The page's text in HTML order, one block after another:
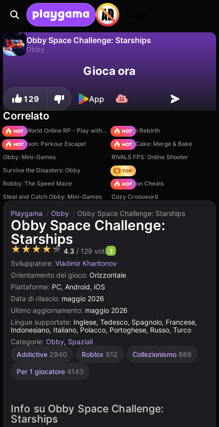
Obby Space Challenge: Starships
Obby
Salva i progressi!Gioca ora
129 App
Correlato
Sprunki World Online RP - Play with Friends!
Stickman Rebirth
Barry Prison: Parkour Escape!
Piece of Cake: Merge & Bake
Obby: Mini-Games
RIVALS FPS: Online Shooter
Survive the Disasters: Obby
Hedgies
Robby: The Speed Maze
PVZ Fusion Cheats
Steal and Catch Obby: Mini-Games
Cozy Crossword
Playgama / Obby / Obby Space Challenge: Starships
Obby Space Challenge:
Starships
★★★★★ 4.3 / 129 voti 3
Sviluppatore: Vladimir Kharitonov
Orientamento del gioco: Orizzontale
Piattaforme: PC, Android, iOS
Data di rilascio: maggio 2026
Ultimo aggiornamento: maggio 2026
Lingue supportate: Inglese, Tedesco, Spagnolo, Francese,
Indonesiano, Italiano, Polacco, Portoghese, Russo, Turco
Categorie: Obby, Spaziali
Addictive 2940 Roblox 812 Collezionismo 889
Per 1 giocatore 4143
Info su Obby Space Challenge:
Starships